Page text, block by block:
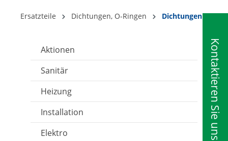
Kontaktieren Sie uns
Ersatzteile Dichtungen, O-Ringen Dichtungen
Aktionen
Sanitär
Heizung
Installation
Elektro